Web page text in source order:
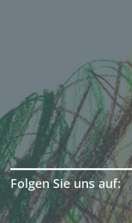
Folgen Sie uns auf: